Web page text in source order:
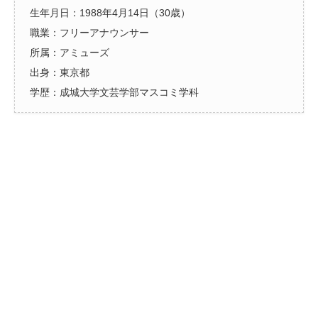
生年月日：1988年4月14日（30歳）
職業：フリーアナウンサー
所属：アミューズ
出身：東京都
学歴：成城大学文芸学部マスコミ学科